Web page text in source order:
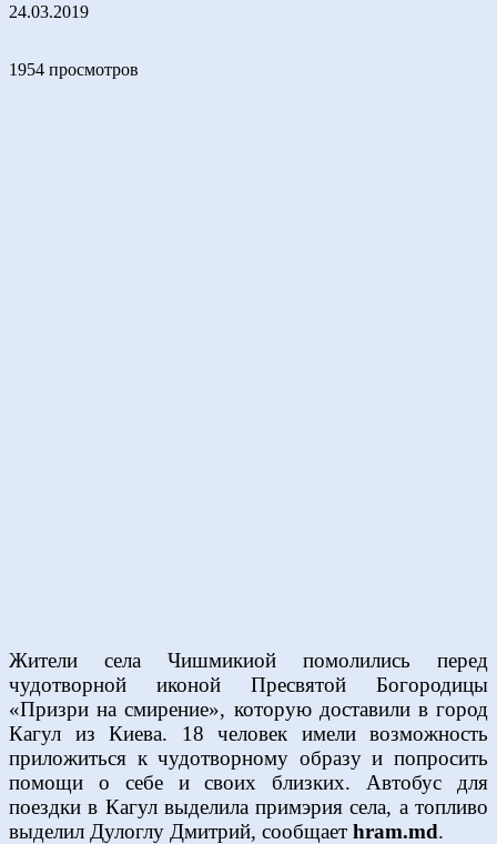
24.03.2019
1954 просмотров
Жители села Чишмикиой помолились перед
чудотворной иконой Пресвятой Богородицы
«Призри на смирение», которую доставили в город
Кагул из Киева. 18 человек имели возможность
приложиться к чудотворному образу и попросить
помощи о себе и своих близких. Автобус для
поездки в Кагул выделила примэрия села, а топливо
выделил Дулоглу Дмитрий, сообщает hram.md.